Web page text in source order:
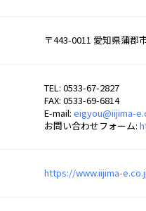
〒443-0011 愛知県蒲郡
TEL: 0533-67-2827
FAX: 0533-69-6814
E-mail: eigyou@iijima-
お問い合わせフォーム:
https://www.iijima-